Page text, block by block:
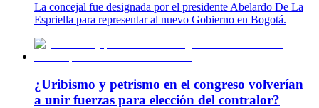
La concejal fue designada por el presidente Abelardo De La
Espriella para representar al nuevo Gobierno en Bogotá.
¿Uribismo y petrismo en el congreso volverían
a unir fuerzas para elección del contralor?